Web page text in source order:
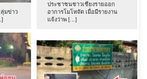
ลุ่มข่าว
ประชาชนชาวเชียงรายออก
อาการโมโหจัด เมื่อมีรายงาน
แจ้งว่าพ […]